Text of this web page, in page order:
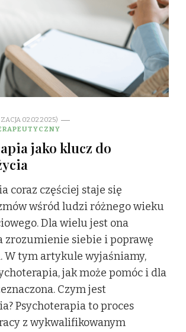
02.02.2025)
jako klucz do
coraz częściej staje się
wśród ludzi różnego wieku
Dla wielu jest ona
zrozumienie siebie i poprawę
W tym artykule wyjaśniamy,
jak może pomóc i dla
Czym jest
Psychoterapia to proces
z wykwalifikowanym